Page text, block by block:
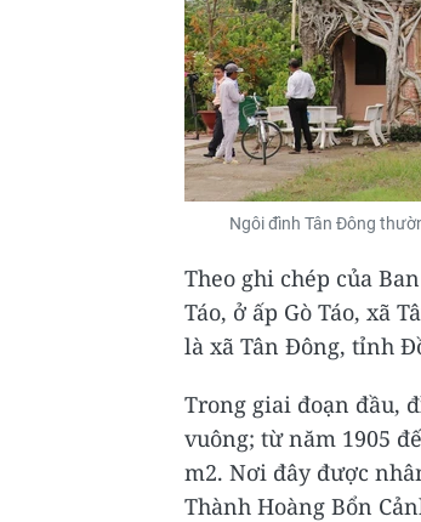
Ngôi đình Tân Đông
Theo ghi chép của
Táo, ở ấp Gò Táo, xã
là xã Tân Đông, tỉnh
Trong giai đoạn đầu,
vuông; từ năm 1905
m2. Nơi đây được
Thành Hoàng Bổn